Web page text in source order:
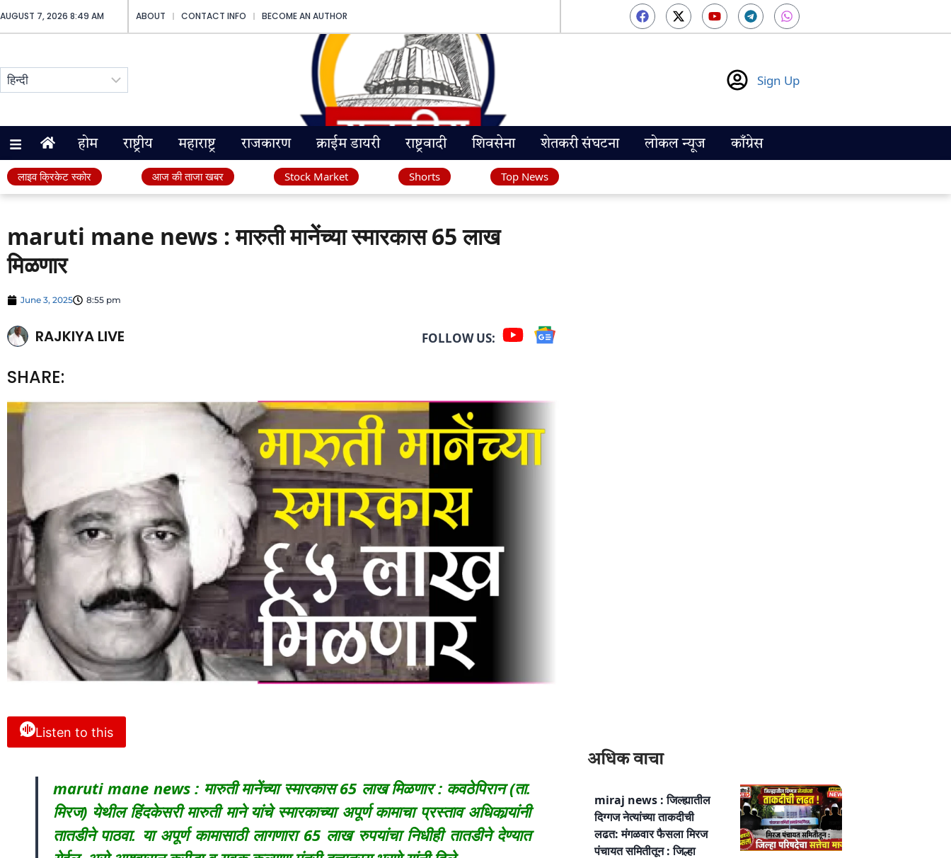
AUGUST 7, 2026 8:49 AM ABOUT CONTACT INFO BECOME AN AUTHOR
Sign Up
होम राष्ट्रीय महाराष्ट्र राजकारण क्राईम डायरी राष्ट्रवादी शिवसेना शेतकरी संघटना लोकल न्यूज काँग्रेस
लाइव क्रिकेट स्कोर आज की ताजा खबर Stock Market Shorts Top News
maruti mane news : मारुती मानेेंच्या स्मारकास 65 लाख
मिळणार
June 3, 2025 8:55 pm
RAJKIYA LIVE FOLLOW US:
SHARE:
Listen to this
maruti mane news : मारुती मानेेंच्या स्मारकास 65 लाख मिळणार : कवठेपिरान (ता.
मिरज) येथील हिंदकेसरी मारुती माने यांचे स्मारकाच्या अपूर्ण कामाचा प्रस्ताव अधिकार्‍यांनी
तातडीने पाठवा. या अपूर्ण कामासाठी लागणारा 65 लाख रुपयांचा निधीही तातडीने देण्यात
अधिक वाचा
miraj news : जिल्ह्यातील
दिग्गज नेत्यांच्या ताकदीची
लढत: मंगळवार फैसला मिरज
पंचायत समितीतून : जिल्हा